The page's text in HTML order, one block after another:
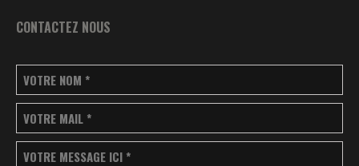
CONTACTEZ NOUS
VOTRE NOM *
VOTRE MAIL *
VOTRE MESSAGE ICI *